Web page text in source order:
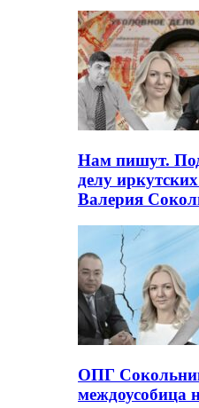
Нам пишут.
делу
Валерия
ОПГ
междоусобица